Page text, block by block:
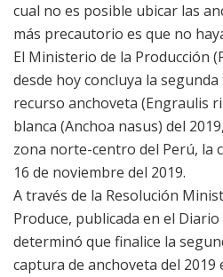
cual no es posible ubicar las
más precautorio es que no
El Ministerio de la Producción
desde hoy concluya la
recurso anchoveta (Engraulis
blanca (Anchoa nasus) del
zona norte-centro del Perú, la
16 de noviembre del 2019.
A través de la Resolución
Produce, publicada en el
determinó que finalice la
captura de anchoveta del 2019